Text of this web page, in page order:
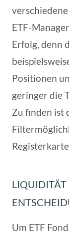
ETF-
Erfolg, denn
Positionen
geringer die
Zu finden ist
LIQUIDITÄT
Um ETF